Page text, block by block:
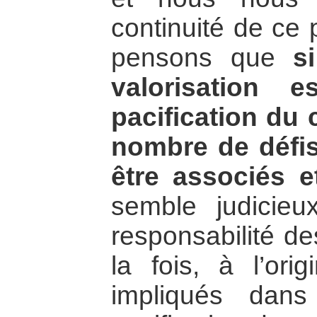
continuité de ce
pensons que
valorisation
pacification du
nombre de
être associés
semble
responsabilité
la fois, à
impliqués